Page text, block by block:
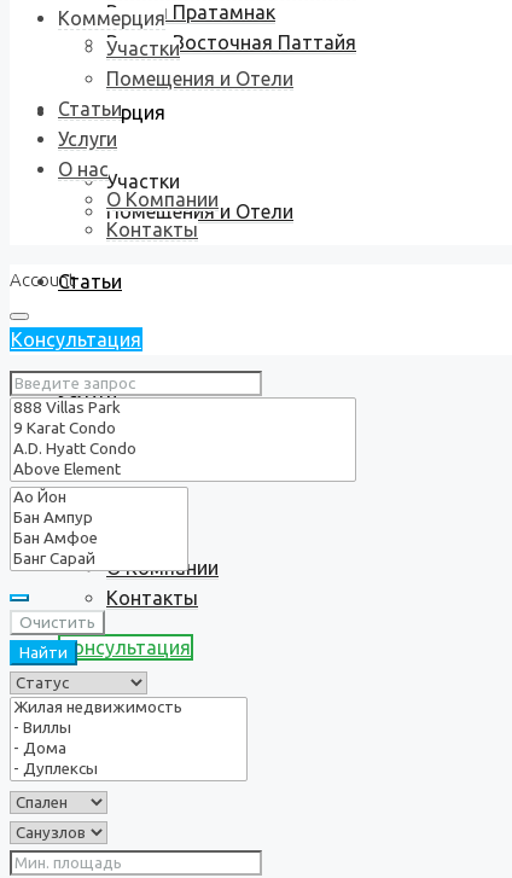
Виллы Пратамнак
Виллы Восточная Паттайя
Коммерция
Участки
Помещения и Отели
Статьи
Услуги
О нас
О Компании
Контакты
Консультация
Коммерция
Участки
Помещения и Отели
Статьи
Услуги
О нас
О Компании
Контакты
Account
Консультация
Очистить
Найти